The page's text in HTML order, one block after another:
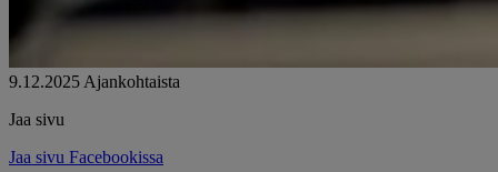
9.12.2025 Ajankohtaista
Jaa sivu
Jaa sivu Facebookissa